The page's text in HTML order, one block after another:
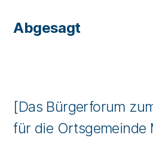
Abgesagt
[Das Bürgerforum
für die Ortsgemeinde